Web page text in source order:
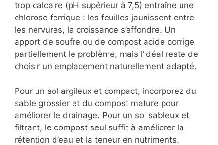
trop calcaire (pH supérieur à 7,5) entraîne une
chlorose ferrique : les feuilles jaunissent entre
les nervures, la croissance s’effondre. Un
apport de soufre ou de compost acide corrige
partiellement le problème, mais l’idéal reste de
choisir un emplacement naturellement adapté.
Pour un sol argileux et compact, incorporez du
sable grossier et du compost mature pour
améliorer le drainage. Pour un sol sableux et
filtrant, le compost seul suffit à améliorer la
rétention d’eau et la teneur en nutriments.